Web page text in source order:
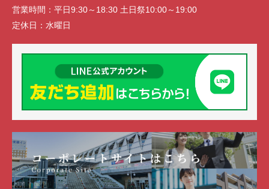
営業時間： 平日9:30～18:30 土日祭10:00～19:00
定休日： 水曜日